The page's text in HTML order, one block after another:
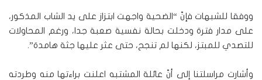
ووفقا للشبهات فإنّ “الضحية واجهت ابتزاز على يد الشاب المذكور،
على مدار فترة ودخلت بحالة نفسية صعبة جدا، ورغم المحاولات
للتصدي للمبتز، لكنها لم تنجح، حتى عثر عليها جثة هامدة”.
وأشارت مراسلتنا إلى أنّ عائلة المشتبه اعلنت براءتها منه وطردته